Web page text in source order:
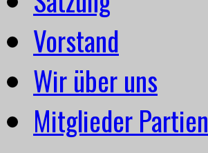
Vorstand
Wir über uns
Mitglieder Partien